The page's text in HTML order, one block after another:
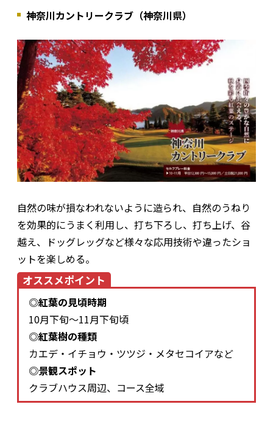
神奈川カントリークラブ（神奈川県）
自然の味が損なわれないように造られ、自然のうねり
を効果的にうまく利用し、打ち下ろし、打ち上げ、谷
越え、ドッグレッグなど様々な応用技術や違ったショ
ットを楽しめる。
オススメポイント
◎紅葉の見頃時期
10月下旬～11月下旬頃
◎紅葉樹の種類
カエデ・イチョウ・ツツジ・メタセコイアなど
◎景観スポット
クラブハウス周辺、コース全域